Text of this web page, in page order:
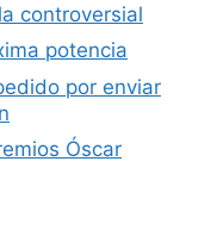
controversial
potencia
por enviar
Óscar